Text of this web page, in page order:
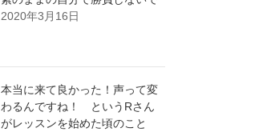
2020年3月16日
本当に来て良かった！声って変
わるんですね！ というRさん
がレッスンを始めた頃のこと